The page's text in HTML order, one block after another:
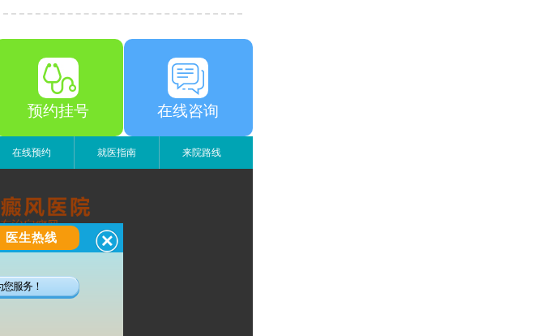
预约挂号 在线咨询
在线预约 就医指南 来院路线
医院
国路2号
癜风医院
64174769
医生热线
服务！